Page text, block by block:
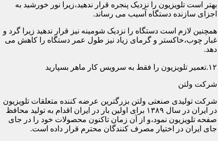
بهتر است تلویزیون را نزدیک پنجره قرار ندهید،زیرا نور خورشید به
اجزای سازنده دستگاه آسیب می رساند.
همچنین لازم است دستگاه را نزدیک شومینه نیز قرار ندهید زیرا گرد و
غبار چوب،خاکستر و گرمای زیاد نیز طول عمر دستگاه را کاهش می
دهد.
۱۲.تعمیر تلویزیون را فقط به سرویس کار ماهر بسپارید
شرکت ولتن
شرکت تولیدی صنعتی ولتن بزرگترین عرضه کننده متعلقات تلویزیون
در ایران در سال ۱۳۸۹ برای اولین بار در ایران اقدام به تولید محافظ
صفحه تلویزیون نمود،و از آن زمان تاکنون محصولات خود را در جای
جای ایران در اختیار مصرف کنندگان محترم قرار داده است.